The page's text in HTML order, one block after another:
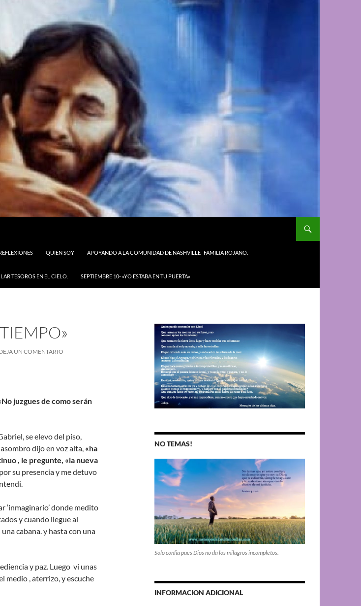
QUIEN SOY APOYANDO A LA COMUNIDAD DE NASHVILLE -FAMILIA ROJANO.
TESOROS EN EL CIELO. SEPTIEMBRE 10- «YO ESTABA EN TU PUERTA»
UN COMENTARIO
juzgues de como serán
se elevo del piso,
dijo en voz alta, «ha
, le pregunte, «la nueva
su presencia y me detuvo
‘inmaginario’ donde medito
y cuando llegue al
cabana. y hasta con una
y paz. Luego vi unas
medio , aterrizo, y escuche
NO TEMAS!
Solo confia pues Dios no da los milagros incompletos.
INFORMACION ADICIONAL